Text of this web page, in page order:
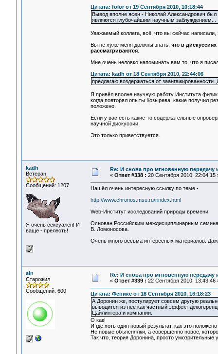
Цитата: folor от 19 Сентября 2010, 10:18:44
Вывод вполне ясен - Николай Александрович
являются глубочайшим научным заблуждением...
Уважаемый коллега, всё, что вы сейчас
Вы не хуже меня должны знать, что в
рассматриваются.
Мне очень неловко напоминать вам то, что я
Цитата: kadh от 18 Сентября 2010, 22:44:06
предлагаю воздержаться от
Я привёл вполне научную работу Института
когда повторял опыты Козырева, какие получил
положено.
Если у вас есть какие-то содержательные
научной дискуссии.
Это только приветствуется.
kadh
Ветеран
Сообщений: 1207
Я очень сексуален! И
ваще - прелесть!
Re: И снова про мгновенную
« Ответ #338 : 20 Сентября 2010, 22:04:15
Нашёл очень интересную ссылку по теме -
http://www.chronos.msu.ru/rindex.html
Web-Институт исследований природы времени
Основан Российским междисциплинарным
В. Ломоносова.
Очень много весьма интересных материалов.
ain
Старожил
Сообщений: 600
Re: И снова про мгновенную
« Ответ #339 : 22 Сентября 2010, 13:43:46
Цитата: Феникс от 18 Сентября 2010, 16:18:23
А Доронин же, постулирует совсем другую
выводится из нее как частный эффект
Цайлингера и компании.
О как!
И где хоть один новый результат, как это
Не новые объяснялки, а совершенно новое,
Так что, теория Доронина, просто умозрительные